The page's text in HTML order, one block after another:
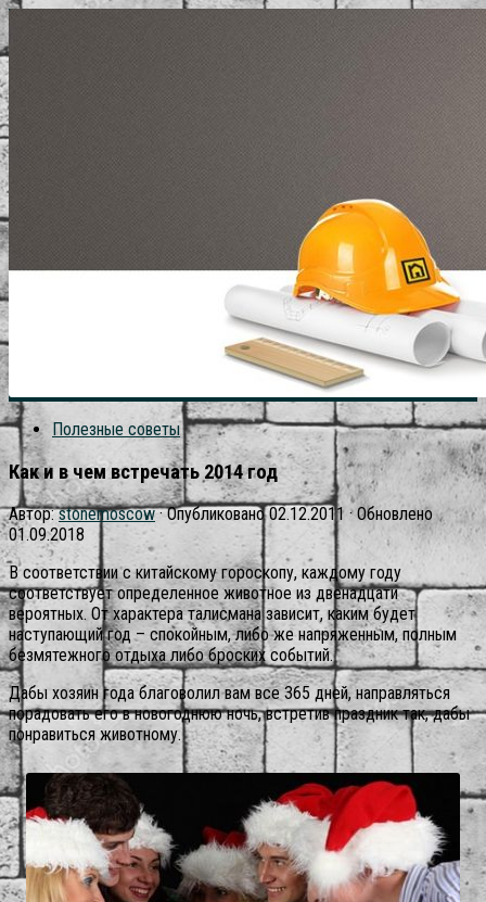
Полезные советы
Как и в чем встречать 2014 год
Автор:stonemoscow · Опубликовано02.12.2011 · Обновлено
01.09.2018
В соответствии с китайскому гороскопу, каждому году
соответствует определенное животное из двенадцати
вероятных. От характера талисмана зависит, каким будет
наступающий год – спокойным, либо же напряженным, полным
безмятежного отдыха либо броских событий.
Дабы хозяин года благоволил вам все 365 дней, направляться
порадовать его в новогоднюю ночь, встретив праздник так, дабы
понравиться животному.